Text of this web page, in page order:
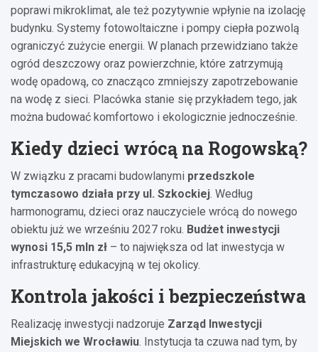
poprawi mikroklimat, ale też pozytywnie wpłynie na izolację
budynku. Systemy fotowoltaiczne i pompy ciepła pozwolą
ograniczyć zużycie energii. W planach przewidziano także
ogród deszczowy oraz powierzchnie, które zatrzymują
wodę opadową, co znacząco zmniejszy zapotrzebowanie
na wodę z sieci. Placówka stanie się przykładem tego, jak
można budować komfortowo i ekologicznie jednocześnie.
Kiedy dzieci wrócą na Rogowską?
W związku z pracami budowlanymi przedszkole
tymczasowo działa przy ul. Szkockiej. Według
harmonogramu, dzieci oraz nauczyciele wrócą do nowego
obiektu już we wrześniu 2027 roku. Budżet inwestycji
wynosi 15,5 mln zł – to największa od lat inwestycja w
infrastrukturę edukacyjną w tej okolicy.
Kontrola jakości i bezpieczeństwa
Realizację inwestycji nadzoruje Zarząd Inwestycji
Miejskich we Wrocławiu. Instytucja ta czuwa nad tym, by